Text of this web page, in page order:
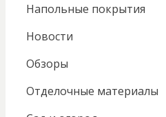
Напольные покрытия
Новости
Обзоры
Отделочные материалы